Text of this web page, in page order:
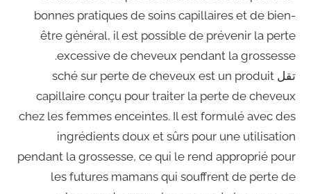
bonnes pratiques de soins capillaires et de bien-
être général, il est possible de prévenir la perte
excessive de cheveux pendant la grossesse.
تقل sché sur perte de cheveux est un produit
capillaire conçu pour traiter la perte de cheveux
chez les femmes enceintes. Il est formulé avec des
ingrédients doux et sûrs pour une utilisation
pendant la grossesse, ce qui le rend approprié pour
les futures mamans qui souffrent de perte de